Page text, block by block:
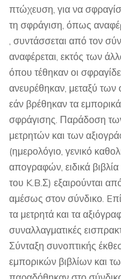
πτώχευση, για να
τη σφράγιση, όπως
, συντάσσεται από τον
αναφέρεται, εκτός των
όπου τέθηκαν οι
ανευρέθηκαν, μεταξύ των
εάν βρέθηκαν τα εμπορικά
σφράγισης. Παράδοση
μετρητών και των
(ημερολόγιο, γενικό
απογραφών, ειδικά
του K.B.Σ) εξαιρούνται
αμέσως στον σύνδικο.
τα μετρητά και τα
συναλλαγματικές
Σύνταξη συνοπτικής
εμπορικών βιβλίων και